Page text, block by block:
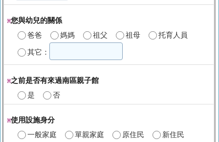
※您與幼兒的關係
爸爸 媽媽 祖父 祖母 托育人員
其它：
※之前是否有來過南區親子館
是 否
※使用設施身分
一般家庭 單親家庭 原住民 新住民